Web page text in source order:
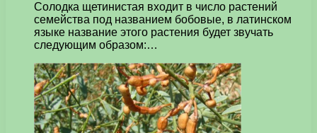
Солодка щетинистая входит в число растений
семейства под названием бобовые, в латинском
языке название этого растения будет звучать
следующим образом:…